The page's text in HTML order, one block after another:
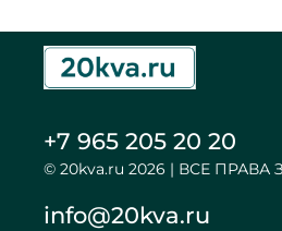
+7 965 205 20 20
© 20kva.ru 2026 | ВСЕ
info@20kva.ru